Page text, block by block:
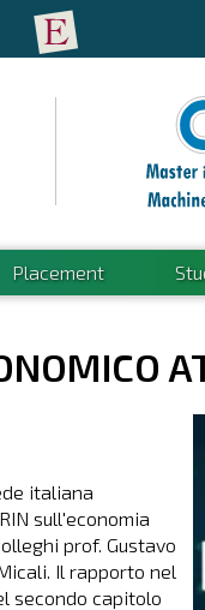
Placement
italiana
sull'economia
prof. Gustavo
Il rapporto nel
secondo capitolo